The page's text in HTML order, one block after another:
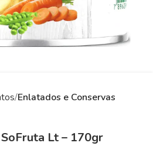
Enlatados e Conservas
Lt – 170gr